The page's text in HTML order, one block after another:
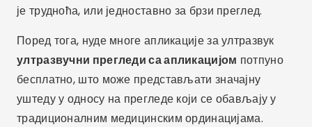
је трудноћа, или једноставно за брзи преглед.
Поред тога, нуде многе апликације за ултразвук
ултразвучни прегледи са апликацијом потпуно
бесплатно, што може представљати значајну
уштеду у односу на прегледе који се обављају у
традиционалним медицинским ординацијама.